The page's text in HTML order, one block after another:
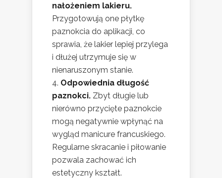
nałożeniem lakieru.
Przygotowują one płytkę
paznokcia do aplikacji, co
sprawia, że lakier lepiej przylega
i dłużej utrzymuje się w
nienaruszonym stanie.
Odpowiednia długość
paznokci. Zbyt długie lub
nierówno przycięte paznokcie
mogą negatywnie wpłynąć na
wygląd manicure francuskiego.
Regularne skracanie i piłowanie
pozwala zachować ich
estetyczny kształt.